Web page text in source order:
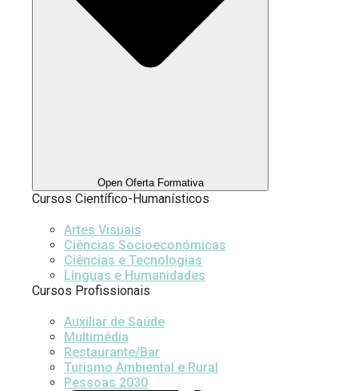
Open Oferta Formativa
Cursos Científico-Humanísticos
Artes Visuais
Ciências Socioeconómicas
Ciências e Tecnologias
Línguas e Humanidades
Cursos Profissionais
Auxiliar de Saúde
Multimédia
Restaurante/Bar
Turismo Ambiental e Rural
Pessoas 2030